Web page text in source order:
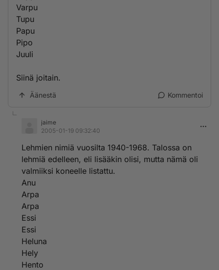
Varpu
Tupu
Papu
Pipo
Juuli
Siinä joitain.
Äänestä Kommentoi
jaime
2005-01-19 09:32:40
Lehmien nimiä vuosilta 1940-1968. Talossa on
lehmiä edelleen, eli lisääkin olisi, mutta nämä oli
valmiiksi koneelle listattu.
Anu
Arpa
Arpa
Essi
Essi
Heluna
Hely
Hento